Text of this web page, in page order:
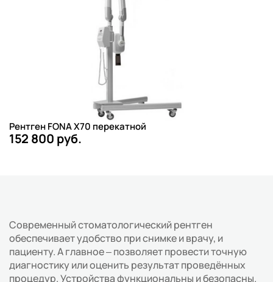
Рентген FONA X70 перекатной
152 800 руб.
Современный стоматологический рентген
обеспечивает удобство при снимке и врачу, и
пациенту. А главное – позволяет провести точную
диагностику или оценить результат проведённых
процедур. Устройства функциональны и безопасны.